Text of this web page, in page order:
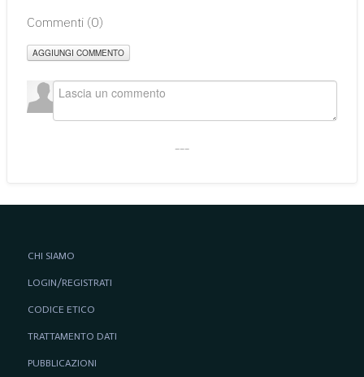
Commenti (0)
AGGIUNGI COMMENTO
CHI SIAMO
LOGIN/REGISTRATI
CODICE ETICO
TRATTAMENTO DATI
PUBBLICAZIONI